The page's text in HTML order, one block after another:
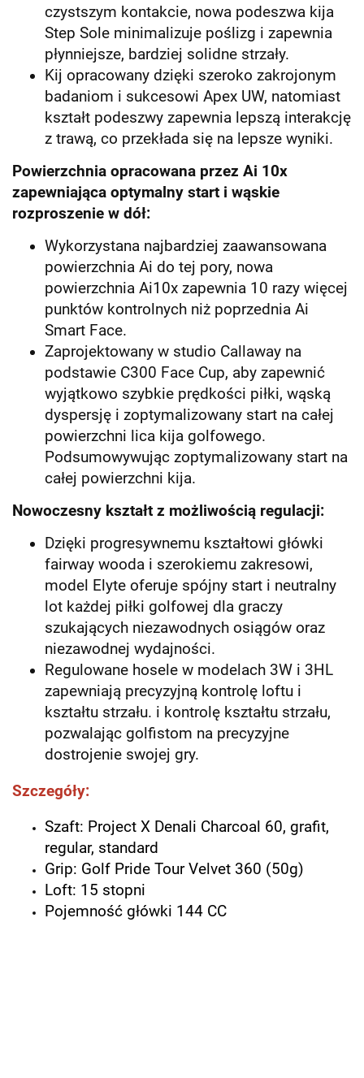
czystszym kontakcie, nowa podeszwa kija
Step Sole minimalizuje poślizg i zapewnia
płynniejsze, bardziej solidne strzały.
Kij opracowany dzięki szeroko zakrojonym
badaniom i sukcesowi Apex UW, natomiast
kształt podeszwy zapewnia lepszą interakcję
z trawą, co przekłada się na lepsze wyniki.
Powierzchnia opracowana przez Ai 10x
zapewniająca optymalny start i wąskie
rozproszenie w dół:
Wykorzystana najbardziej zaawansowana
powierzchnia Ai do tej pory, nowa
powierzchnia Ai10x zapewnia 10 razy więcej
punktów kontrolnych niż poprzednia Ai
Smart Face.
Zaprojektowany w studio Callaway na
podstawie C300 Face Cup, aby zapewnić
wyjątkowo szybkie prędkości piłki, wąską
dyspersję i zoptymalizowany start na całej
powierzchni lica kija golfowego.
Podsumowywując zoptymalizowany start na
całej powierzchni kija.
Nowoczesny kształt z możliwością regulacji:
Dzięki progresywnemu kształtowi główki
fairway wooda i szerokiemu zakresowi,
model Elyte oferuje spójny start i neutralny
lot każdej piłki golfowej dla graczy
szukających niezawodnych osiągów oraz
niezawodnej wydajności.
Regulowane hosele w modelach 3W i 3HL
zapewniają precyzyjną kontrolę loftu i
kształtu strzału. i kontrolę kształtu strzału,
pozwalając golfistom na precyzyjne
dostrojenie swojej gry.
Szczegóły:
Szaft: Project X Denali Charcoal 60, grafit,
regular, standard
Grip: Golf Pride Tour Velvet 360 (50g)
Loft: 15 stopni
Pojemność główki 144 CC